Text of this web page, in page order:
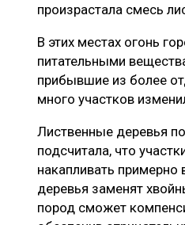
произрастала смесь
В этих местах огонь
питательными
прибывшие из более
много участков
Лиственные деревья
подсчитала, что
накапливать примерно
деревья заменят
пород сможет